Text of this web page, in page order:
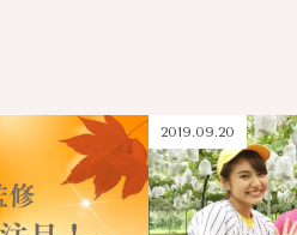
2019.09.20